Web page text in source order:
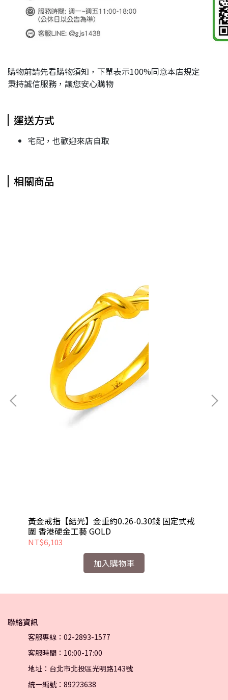
購物前請先看購物須知，下單表示100%同意本店規定
秉持誠信服務，讓您安心購物
運送方式
宅配，也歡迎來店自取
相關商品
黃金戒指【結光】金重約0.26-0.30錢 固定式戒
圍 香港硬金工藝 GOLD
NT$6,103
加入購物車
聯絡資訊
客服專線：02-2893-1577
客服時間：10:00-17:00
地址：台北市北投區光明路143號
統一編號：89223638